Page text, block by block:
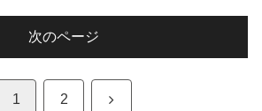
次のページ
1 2 次